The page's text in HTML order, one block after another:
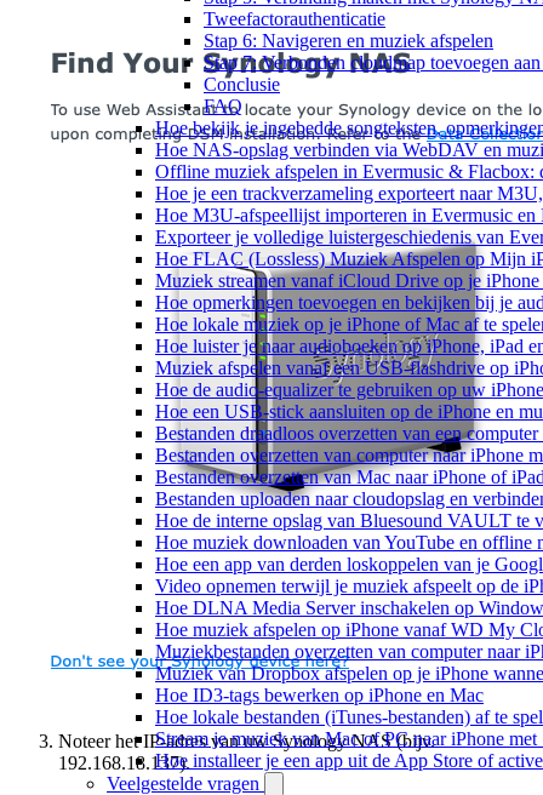
Tweefactorauthenticatie
Stap 6: Navigeren en muziek afspelen
Stap 7: Verbonden cloudmap toevoegen
Conclusie
FAQ
Hoe bekijk je ingebedde songteksten,
Hoe NAS-opslag verbinden via WebDAV en
Offline muziek afspelen in Evermusic & Flacbox:
Hoe je een trackverzameling exporteert naar
Hoe M3U-afspeellijst importeren in Evermusic en
Exporteer je volledige luistergeschiedenis van
Hoe FLAC (Lossless) Muziek Afspelen op Mijn
Muziek streamen vanaf iCloud Drive op je
Hoe opmerkingen toevoegen en bekijken bij je
Hoe lokale muziek op je iPhone of Mac af te
Hoe luister je naar audioboeken op iPhone, iPad
Muziek afspelen vanaf een USB-flashdrive op
Hoe de audio-equalizer te gebruiken op uw
Hoe een USB-stick aansluiten op de iPhone en
Bestanden draadloos overzetten van een
Bestanden overzetten van computer naar iPhone
Bestanden overzetten van Mac naar iPhone of
Bestanden uploaden naar cloudopslag en
Hoe de interne opslag van Bluesound VAULT te
Hoe muziek downloaden van YouTube en offline
Hoe een app van derden loskoppelen van je
Video opnemen terwijl je muziek afspeelt op de
Hoe DLNA Media Server inschakelen op
Hoe muziek afspelen op iPhone vanaf WD My
Muziekbestanden overzetten van computer naar
Muziek van Dropbox afspelen op je iPhone
Hoe ID3-tags bewerken op iPhone en Mac
Hoe lokale bestanden (iTunes-bestanden) af te
Stream je muziek van Mac of PC naar iPhone
Hoe installeer je een app uit de App Store of
Veelgestelde vragen
Noteer het IP-adres van uw Synology NAS (bijv.
192.168.18.137).